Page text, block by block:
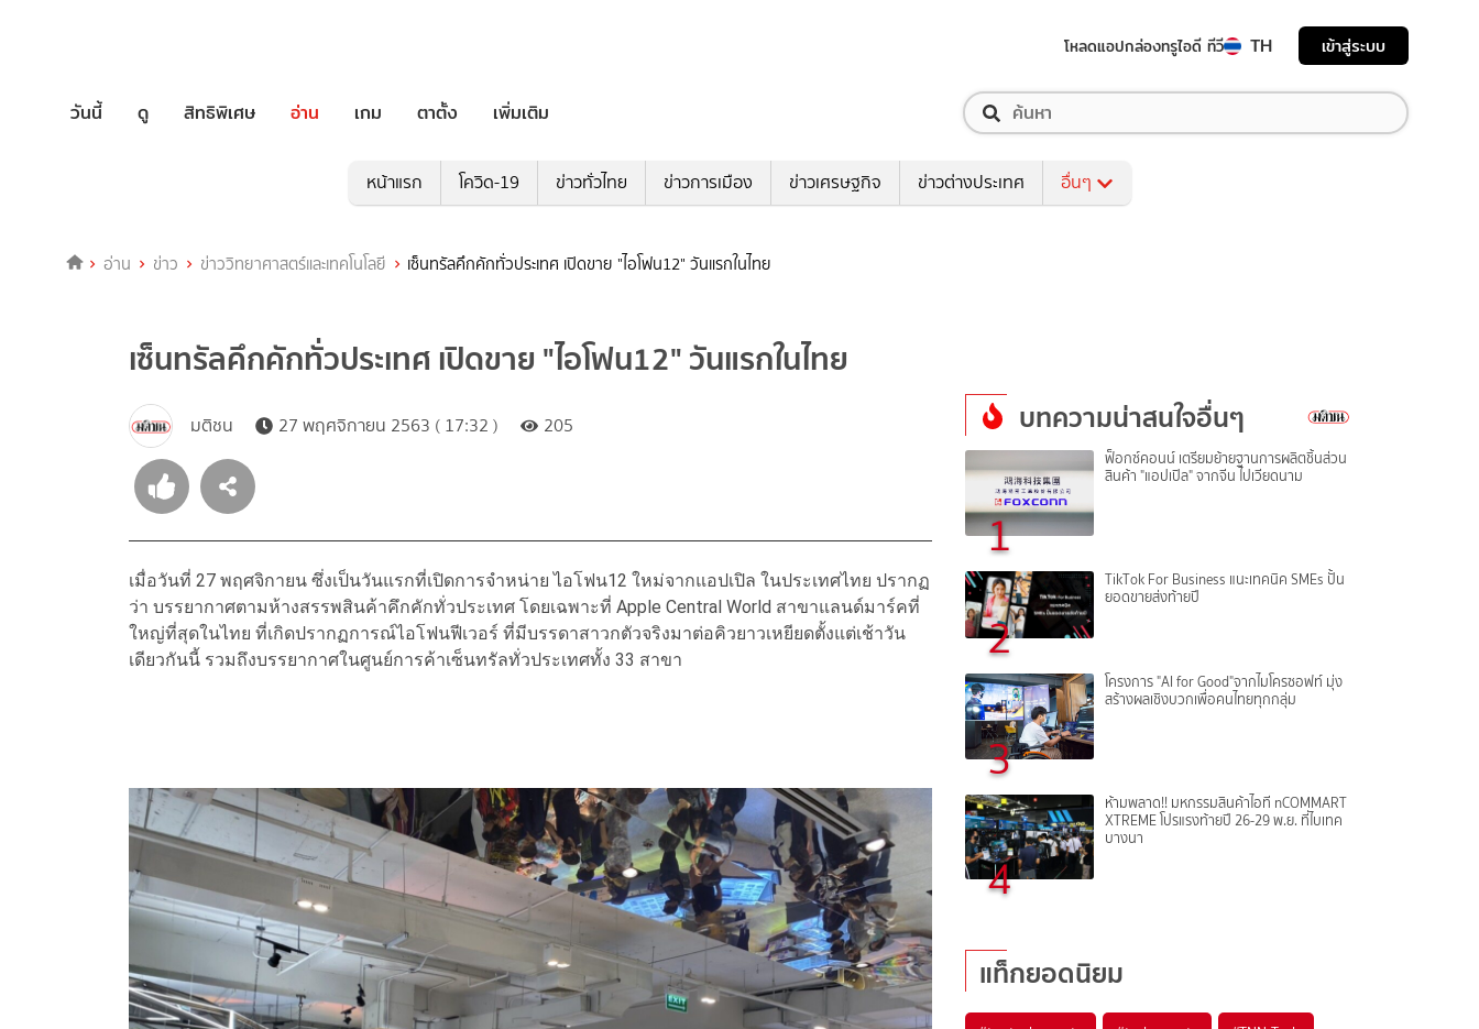
โหลดแอปกล่องทรูไอดี ทีวี TH เข้าสู่ระบบ
วันนี้ ดู สิทธิพิเศษ อ่าน เกม ตาตั้ง เพิ่มเติม
หน้าแรก โควิด-19 ข่าวทั่วไทย ข่าวการเมือง ข่าวเศรษฐกิจ ข่าวต่างประเทศ อื่นๆ
อ่าน ข่าว ข่าววิทยาศาสตร์และเทคโนโลยี เซ็นทรัลคึกคักทั่วประเทศ เปิดขาย "ไอโฟน12" วันแรกในไทย
เซ็นทรัลคึกคักทั่วประเทศ เปิดขาย "ไอโฟน12" วันแรกในไทย
มติชน 27 พฤศจิกายน 2563 ( 17:32 ) 205
เมื่อวันที่ 27 พฤศจิกายน ซึ่งเป็นวันแรกที่เปิดการจำหน่าย ไอโฟน12 ใหม่จากแอปเปิล ในประเทศไทย ปรากฏ
ว่า บรรยากาศตามห้างสรรพสินค้าคึกคักทั่วประเทศ โดยเฉพาะที่ Apple Central World สาขาแลนด์มาร์คที่
ใหญ่ที่สุดในไทย ที่เกิดปรากฏการณ์ไอโฟนฟีเวอร์ ที่มีบรรดาสาวกตัวจริงมาต่อคิวยาวเหยียดตั้งแต่เช้าวัน
เดียวกันนี้ รวมถึงบรรยากาศในศูนย์การค้าเซ็นทรัลทั่วประเทศทั้ง 33 สาขา
บทความน่าสนใจอื่นๆ
1
ฟ็อกซ์คอนน์ เตรียมย้ายฐานการผลิตชิ้นส่วน
สินค้า "แอปเปิล" จากจีน ไปเวียดนาม
2
TikTok For Business แนะเทคนิค SMEs ปั้น
ยอดขายส่งท้ายปี
3
โครงการ "AI for Good"จากไมโครซอฟท์ มุ่ง
สร้างผลเชิงบวกเพื่อคนไทยทุกกลุ่ม
4
ห้ามพลาด!! มหกรรมสินค้าไอที nCOMMART
XTREME โปรแรงท้ายปี 26-29 พ.ย. ที่ไบเทค
บางนา
แท็กยอดนิยม